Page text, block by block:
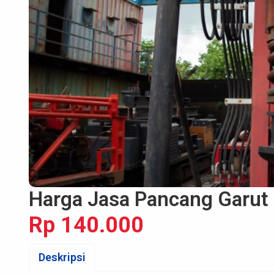
Harga Jasa Pancang Garut
Rp 140.000
Deskripsi